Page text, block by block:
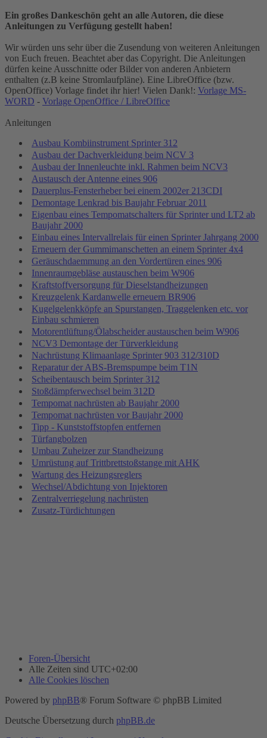
Ein großes Dankeschön geht an alle Autoren, die diese
Anleitungen zu Verfügung gestellt haben!
Wir würden uns sehr über die Zusendung von weiteren Anleitungen
von Euch freuen. Beachtet aber das Copyright. Die Anleitungen
dürfen keine Ausschnitte oder Bilder von anderen Anbietern
enthalten (z.B keine Stromlaufpläne). Eine LibreOffice (bzw.
OpenOffice) Vorlage findet ihr hier! Vielen Dank!: Vorlage MS-
WORD - Vorlage OpenOffice / LibreOffice
Anleitungen
Ausbau Kombiinstrument Sprinter 312
Ausbau der Dachverkleidung beim NCV 3
Ausbau der Innenleuchte inkl. Rahmen beim NCV3
Austausch der Antenne eines 906
Dauerplus-Fensterheber bei einem 2002er 213CDI
Demontage Lenkrad bis Baujahr Februar 2011
Eigenbau eines Tempomatschalters für Sprinter und LT2 ab
Baujahr 2000
Einbau eines Intervallrelais für einen Sprinter Jahrgang 2000
Erneuern der Gummimanschetten an einem Sprinter 4x4
Geräuschdaemmung an den Vordertüren eines 906
Innenraumgebläse austauschen beim W906
Kraftstoffversorgung für Dieselstandheizungen
Kreuzgelenk Kardanwelle erneuern BR906
Kugelgelenkköpfe an Spurstangen, Traggelenken etc. vor
Einbau schmieren
Motorentlüftung/Ölabscheider austauschen beim W906
NCV3 Demontage der Türverkleidung
Nachrüstung Klimaanlage Sprinter 903 312/310D
Reparatur der ABS-Bremspumpe beim T1N
Scheibentausch beim Sprinter 312
Stoßdämpferwechsel beim 312D
Tempomat nachrüsten ab Baujahr 2000
Tempomat nachrüsten vor Baujahr 2000
Tipp - Kunststoffstopfen entfernen
Türfangbolzen
Umbau Zuheizer zur Standheizung
Umrüstung auf Trittbrettstoßstange mit AHK
Wartung des Heizungsreglers
Wechsel/Abdichtung von Injektoren
Zentralverriegelung nachrüsten
Zusatz-Türdichtungen
Foren-Übersicht
Alle Zeiten sind UTC+02:00
Alle Cookies löschen
Powered by phpBB® Forum Software © phpBB Limited
Deutsche Übersetzung durch phpBB.de